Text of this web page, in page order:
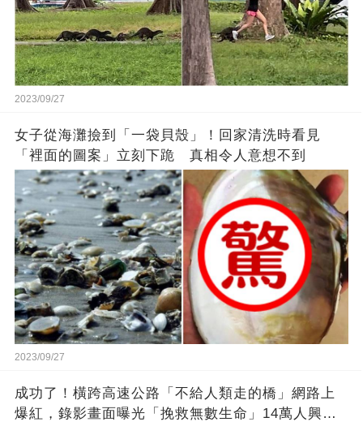
2023/09/27
女子從海灘撿到「一袋貝殼」！回家清洗時看見
「裡面的圖案」立刻下跪 真相令人意想不到
2023/09/27
成功了！橫跨高速公路「不給人類走的橋」網路上
爆紅，錄影畫面曝光「挽救無數生命」14萬人興奮